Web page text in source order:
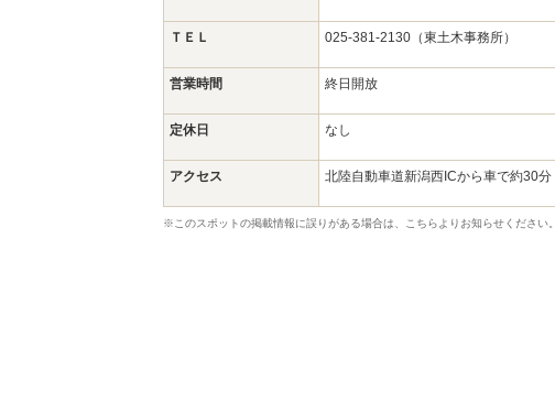
ＴＥＬ 025-381-2130（東土木事務所）
営業時間 終日開放
定休日 なし
アクセス 北陸自動車道新潟西ICから車で約30分
※このスポットの掲載情報に誤りがある場合は、こちらよりお知らせください。